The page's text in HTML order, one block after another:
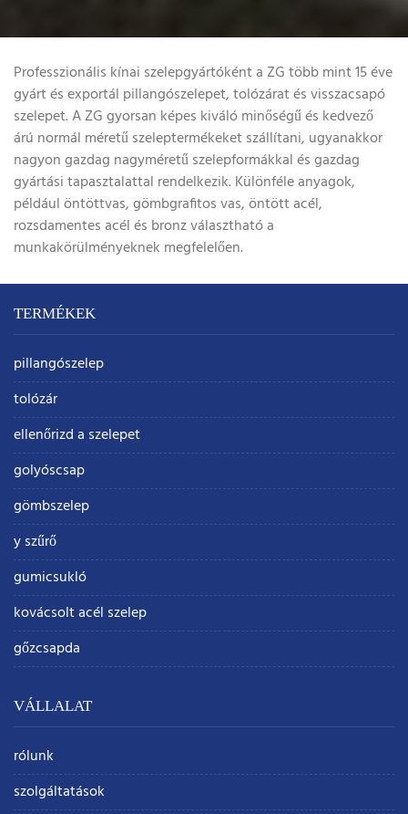
Professzionális kínai szelepgyártóként a ZG több mint 15 éve
gyárt és exportál pillangószelepet, tolózárat és visszacsapó
szelepet. A ZG gyorsan képes kiváló minőségű és kedvező
árú normál méretű szeleptermékeket szállítani, ugyanakkor
nagyon gazdag nagyméretű szelepformákkal és gazdag
gyártási tapasztalattal rendelkezik. Különféle anyagok,
például öntöttvas, gömbgrafitos vas, öntött acél,
rozsdamentes acél és bronz választható a
munkakörülményeknek megfelelően.
TERMÉKEK
pillangószelep
tolózár
ellenőrizd a szelepet
golyóscsap
gömbszelep
y szűrő
gumicsukló
kovácsolt acél szelep
gőzcsapda
VÁLLALAT
rólunk
szolgáltatások